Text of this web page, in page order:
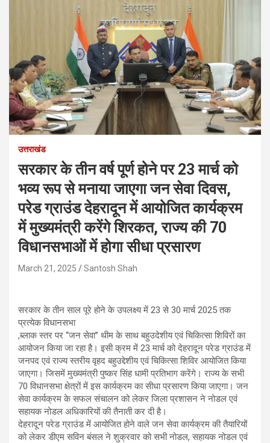
उत्तराखंड
सरकार के तीन वर्ष पूर्ण होने पर 23 मार्च को
भव्य रूप से मनाया जाएगा जन सेवा दिवस,
परेड ग्राउंड देहरादून में आयोजित कार्यक्रम
में मुख्यमंत्री करेंगे शिरकत, राज्य की 70
विधानसभाओं में होगा सीधा प्रसारण
March 21, 2025 Santosh Shah
सरकार के तीन साल पूरे होने के उपलक्ष्य में 23 से 30 मार्च 2025 तक
प्रत्येक विधानसभा
,ब्लाक स्तर पर ‘‘जन सेवा’’ थीम के साथ बहुउदेशीय एवं चिकित्सा शिविरों का
आयोजन किया जा रहा है। इसी क्रम में 23 मार्च को देहरादून परेड ग्राउंड में
जनपद एवं राज्य स्तरीय वृहद बहुउद्देशीय एवं चिकित्सा शिविर आयोजित किया
जाएगा। जिसमें मुख्यमंत्री पुष्कर सिंह धामी प्रतिभाग करेंगे। राज्य के सभी
70 विधानसभा क्षेत्रों में इस कार्यक्रम का सीधा प्रसारण किया जाएगा। जन
सेवा कार्यक्रम के सफल संचालन को लेकर जिला प्रशासन ने नोडल एवं
सहायक नोडल अधिकारियों की तैनाती कर दी है।
देहरादून परेड ग्राउंड में आयोजित होने वाले जन सेवा कार्यक्रम की तैयारियों
को लेकर डीएम सविन बंसल ने शुक्रवार को सभी नोडल, सहायक नोडल एवं